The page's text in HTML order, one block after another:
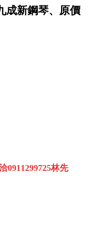
成新鋼琴、原價
0911299725林先